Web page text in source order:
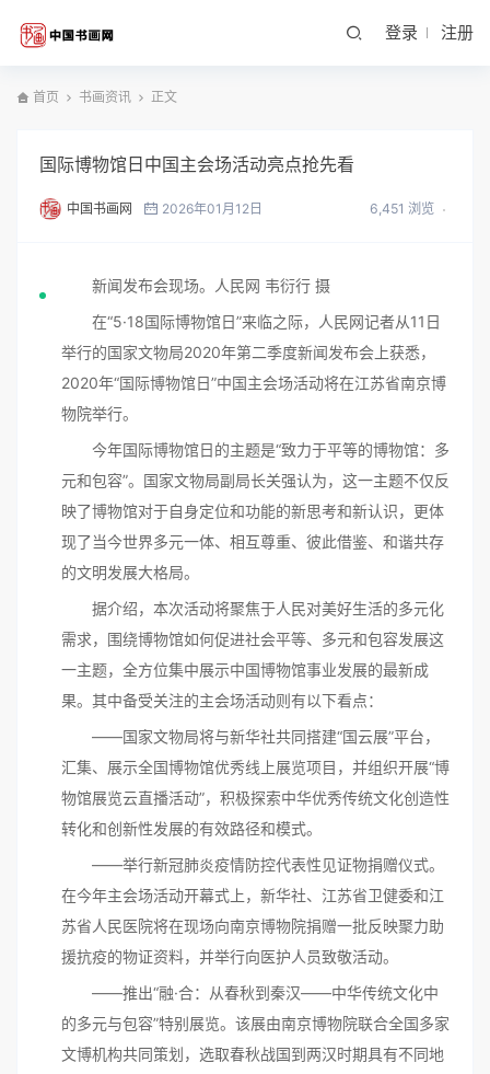
登录 注册
首页 书画资讯 正文
国际博物馆日中国主会场活动亮点抢先看
中国书画网 2026年01月12日 6,451 浏览
新闻发布会现场。人民网 韦衍行 摄
在“5·18国际博物馆日”来临之际，人民网记者从11日
举行的国家文物局2020年第二季度新闻发布会上获悉，
2020年“国际博物馆日”中国主会场活动将在江苏省南京博
物院举行。
今年国际博物馆日的主题是“致力于平等的博物馆：多
元和包容”。国家文物局副局长关强认为，这一主题不仅反
映了博物馆对于自身定位和功能的新思考和新认识，更体
现了当今世界多元一体、相互尊重、彼此借鉴、和谐共存
的文明发展大格局。
据介绍，本次活动将聚焦于人民对美好生活的多元化
需求，围绕博物馆如何促进社会平等、多元和包容发展这
一主题，全方位集中展示中国博物馆事业发展的最新成
果。其中备受关注的主会场活动则有以下看点：
——国家文物局将与新华社共同搭建“国云展”平台，
汇集、展示全国博物馆优秀线上展览项目，并组织开展“博
物馆展览云直播活动”，积极探索中华优秀传统文化创造性
转化和创新性发展的有效路径和模式。
——举行新冠肺炎疫情防控代表性见证物捐赠仪式。
在今年主会场活动开幕式上，新华社、江苏省卫健委和江
苏省人民医院将在现场向南京博物院捐赠一批反映聚力助
援抗疫的物证资料，并举行向医护人员致敬活动。
——推出“融·合：从春秋到秦汉——中华传统文化中
的多元与包容”特别展览。该展由南京博物院联合全国多家
文博机构共同策划，选取春秋战国到两汉时期具有不同地